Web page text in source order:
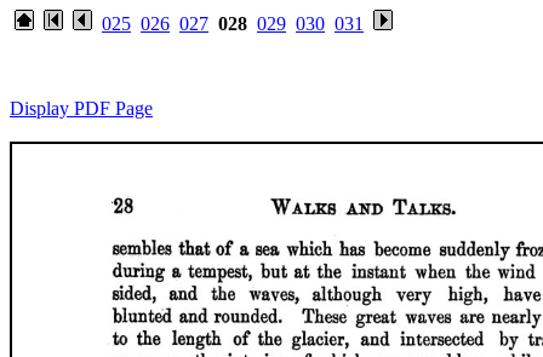
025 026 027 028 029 030 031
Display PDF Page